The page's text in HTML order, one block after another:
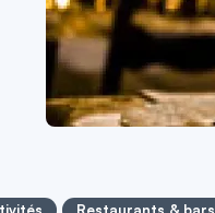
Restaurants & bars